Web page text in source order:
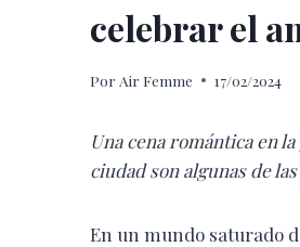
celebrar el
Por Air Femme 17/02/2024
Una cena romántica en
ciudad son algunas de
En un mundo saturado